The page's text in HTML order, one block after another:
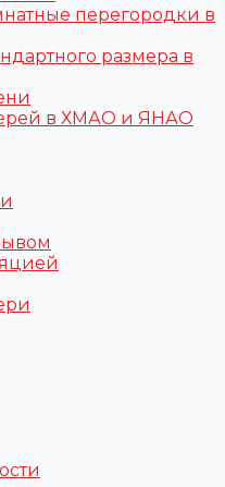
перегородки в
размера в
в ХМАО и ЯНАО